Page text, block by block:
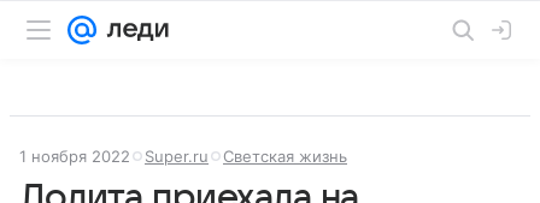
1 ноября 2022 Super.ru Светская жизнь